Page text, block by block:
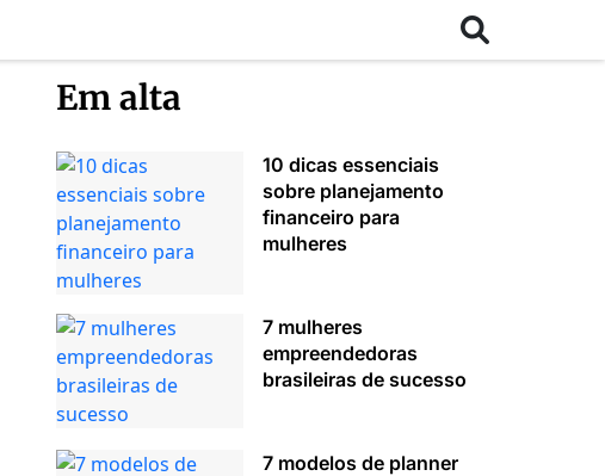
Em alta
10 dicas essenciais
sobre planejamento
financeiro para
mulheres
7 mulheres
empreendedoras
brasileiras de sucesso
7 modelos de planner